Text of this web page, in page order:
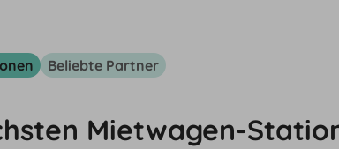
Beliebte Partner
Mietwagen-